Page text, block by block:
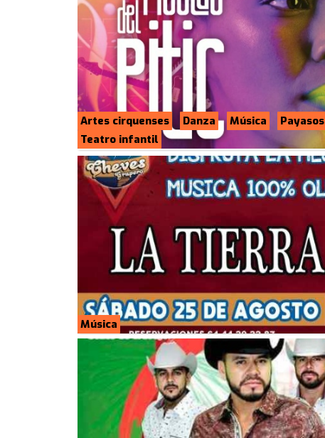
Artes cirquenses Danza Música Payasos
Teatro infantil
Música